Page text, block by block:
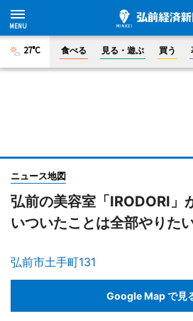
27°C 食べる 見る・遊ぶ 買う
ニュース地図
弘前の美容室「IRODORI」
いついたことは全部やりたい
弘前市土手町131
Google Map で見